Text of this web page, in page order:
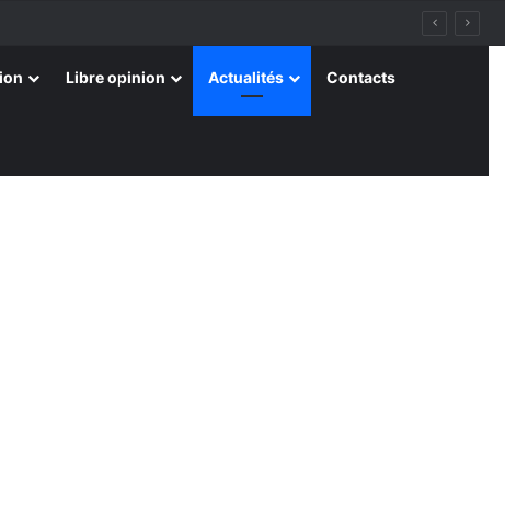
Libre opinion Actualités Contacts